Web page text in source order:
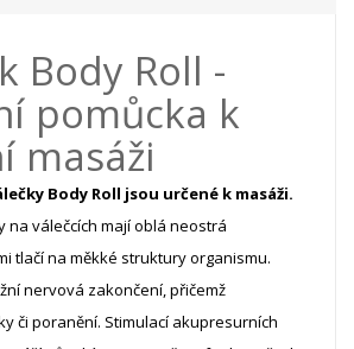
Body Roll -
pomůcka k
masáži
Body Roll jsou určené k masáži.
na válečcích mají oblá neostrá
tlačí na měkké struktury organismu.
nervová zakončení, přičemž
či poranění. Stimulací akupresurních